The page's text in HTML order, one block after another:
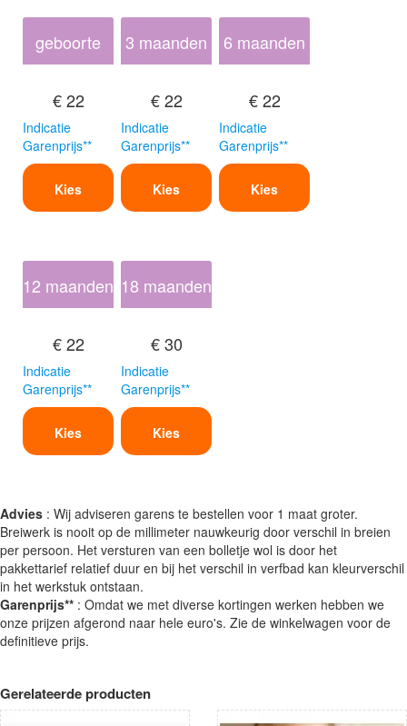
geboorte
€ 22
Indicatie
Garenprijs**
Kies
3 maanden
€ 22
Indicatie
Garenprijs**
Kies
6 maanden
€ 22
Indicatie
Garenprijs**
Kies
12 maanden
€ 22
Indicatie
Garenprijs**
Kies
18 maanden
€ 30
Indicatie
Garenprijs**
Kies
Advies : Wij adviseren garens te bestellen voor 1 maat groter.
Breiwerk is nooit op de millimeter nauwkeurig door verschil in breien
per persoon. Het versturen van een bolletje wol is door het
pakkettarief relatief duur en bij het verschil in verfbad kan kleurverschil
in het werkstuk ontstaan.
Garenprijs** : Omdat we met diverse kortingen werken hebben we
onze prijzen afgerond naar hele euro's. Zie de winkelwagen voor de
definitieve prijs.
Gerelateerde producten